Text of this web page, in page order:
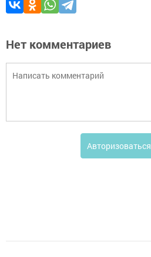
Нет комментариев
Авторизоваться